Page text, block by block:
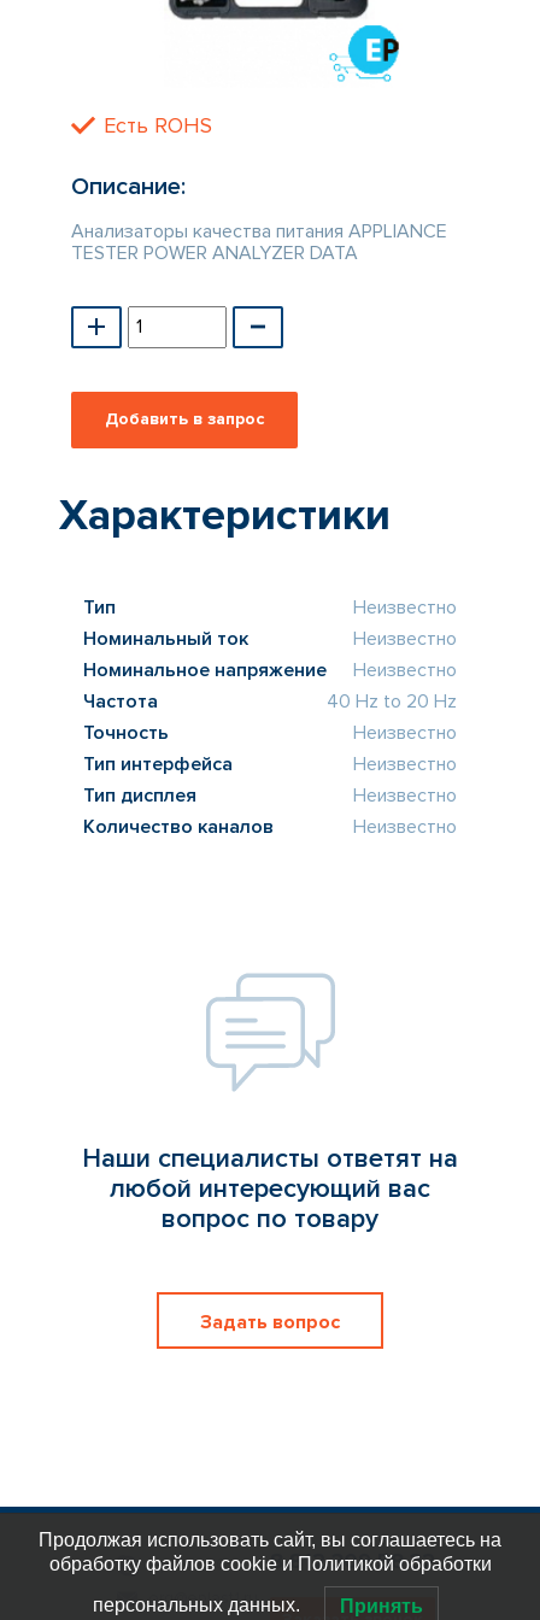
ПРОИЗВОДИТЕЛЕЙ
Есть ROHS
Описание:
Анализаторы качества питания APPLIANCE
TESTER POWER ANALYZER DATA
Характеристики
Тип
Неизвестно
Номинальный ток
Неизвестно
Номинальное напряжение
Неизвестно
Частота
40 Hz to 20 Hz
Точность
Неизвестно
Тип интерфейса
Неизвестно
Тип дисплея
Неизвестно
Количество каналов
Неизвестно
Наши специалисты ответят на
любой интересующий вас
вопрос по товару
Задать вопрос
eplast_30
org@eplast1.ru
8 812 309 58 32
Продолжая использовать сайт, вы соглашаетесь на
обработку файлов cookie и Политикой обработки
персональных данных. Принять